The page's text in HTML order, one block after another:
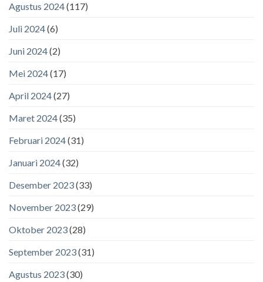
Agustus 2024(117)
Juli 2024(6)
Juni 2024(2)
Mei 2024(17)
April 2024(27)
Maret 2024(35)
Februari 2024(31)
Januari 2024(32)
Desember 2023(33)
November 2023(29)
Oktober 2023(28)
September 2023(31)
Agustus 2023(30)